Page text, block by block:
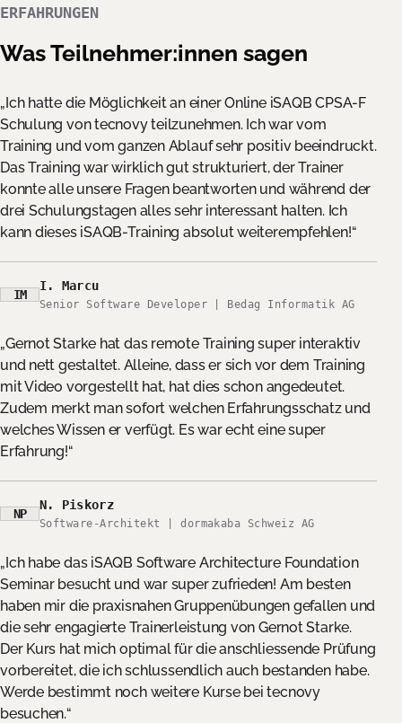
ERFAHRUNGEN
Was Teilnehmer:innen sagen
Ich hatte die Möglichkeit an einer Online iSAQB CPSA-F
Schulung von tecnovy teilzunehmen. Ich war vom
Training und vom ganzen Ablauf sehr positiv beeindruckt.
Das Training war wirklich gut strukturiert, der Trainer
konnte alle unsere Fragen beantworten und während der
drei Schulungstagen alles sehr interessant halten. Ich
kann dieses iSAQB-Training absolut weiterempfehlen!
IM
I. Marcu
Senior Software Developer | Bedag Informatik AG
Gernot Starke hat das remote Training super interaktiv
und nett gestaltet. Alleine, dass er sich vor dem Training
mit Video vorgestellt hat, hat dies schon angedeutet.
Zudem merkt man sofort welchen Erfahrungsschatz und
welches Wissen er verfügt. Es war echt eine super
Erfahrung!
NP
N. Piskorz
Software-Architekt | dormakaba Schweiz AG
Ich habe das iSAQB Software Architecture Foundation
Seminar besucht und war super zufrieden! Am besten
haben mir die praxisnahen Gruppenübungen gefallen und
die sehr engagierte Trainerleistung von Gernot Starke.
Der Kurs hat mich optimal für die anschliessende Prüfung
vorbereitet, die ich schlussendlich auch bestanden habe.
Werde bestimmt noch weitere Kurse bei tecnovy
besuchen.